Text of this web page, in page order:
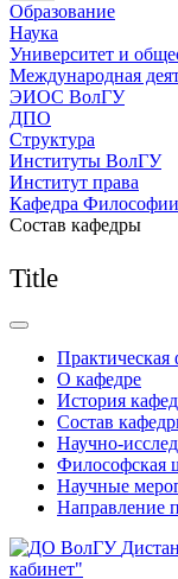
Образование
Наука
Университет и
Международная
ЭИОС ВолГУ
ДПО
Структура
Институты ВолГУ
Институт права
Кафедра
Состав кафедры
Title
Практическая
О кафедре
История
Состав
Научно-
Философская
Научные
Направление
кабинет"